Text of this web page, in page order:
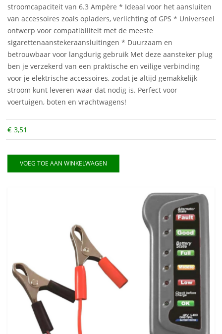
stroomcapaciteit van 6.3 Ampère * Ideaal voor het aansluiten
van accessoires zoals opladers, verlichting of GPS * Universeel
ontwerp voor compatibiliteit met de meeste
sigarettenaanstekeraansluitingen * Duurzaam en
betrouwbaar voor langdurig gebruik Met deze aansteker plug
ben je verzekerd van een praktische en veilige verbinding
voor je elektrische accessoires, zodat je altijd gemakkelijk
stroom kunt leveren waar dat nodig is. Perfect voor
voertuigen, boten en vrachtwagens!
€ 3,51
VOEG TOE AAN WINKELWAGEN